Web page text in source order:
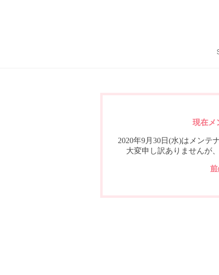
現在メ
2020年9月30日(水)はメンテ
大変申し訳ありませんが
前